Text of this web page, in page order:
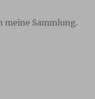
meine Sammlung.